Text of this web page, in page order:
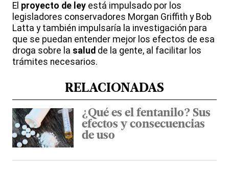
El proyecto de ley está impulsado por los
legisladores conservadores Morgan Griffith y Bob
Latta y también impulsaría la investigación para
que se puedan entender mejor los efectos de esa
droga sobre la salud de la gente, al facilitar los
trámites necesarios.
RELACIONADAS
¿Qué es el fentanilo? Sus
efectos y consecuencias
de uso